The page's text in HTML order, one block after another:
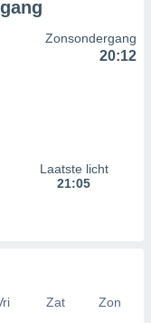
Zonsondergang
20:12
Laatste licht
21:05
Zat
Zon